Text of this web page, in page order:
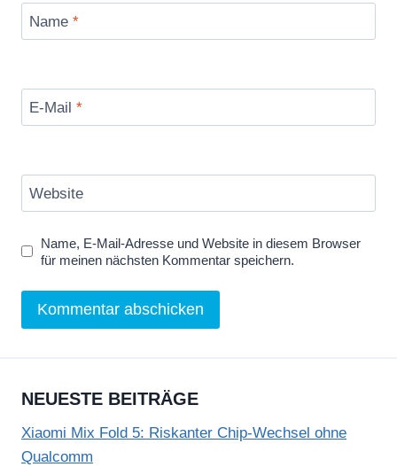
Name *
E-Mail *
Website
Name, E-Mail-Adresse und Website in diesem Browser
für meinen nächsten Kommentar speichern.
NEUESTE BEITRÄGE
Xiaomi Mix Fold 5: Riskanter Chip-Wechsel ohne
Qualcomm